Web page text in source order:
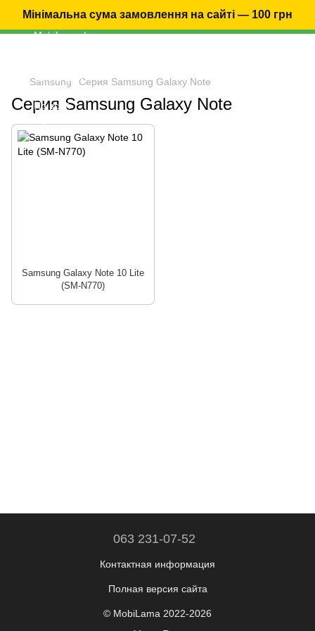
Мінімальна сума замовлення на сайті — 100 грн
Samsung Серия Samsung Galaxy Note
Серия Samsung Galaxy Note
Samsung Galaxy Note 10 Lite
(SM-N770)
063 231-07-52
Контактная информация
Полная версия сайта
© MobiLama 2022-2026